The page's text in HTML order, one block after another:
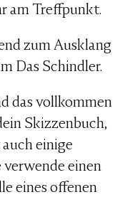
am Treffpunkt.
zum Ausklang
Das Schindler.
das vollkommen
Skizzenbuch,
einige
einen
eines offenen